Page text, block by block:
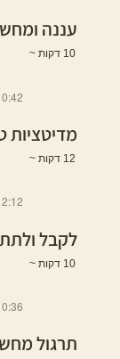
עננה
10 דקות ~
מדיטציות
12 דקות ~
לקבל
10 דקות ~
תרגול